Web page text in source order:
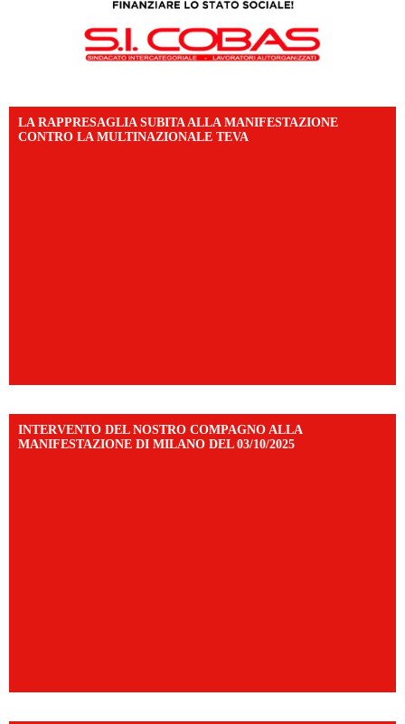
LA RAPPRESAGLIA SUBITA ALLA MANIFESTAZIONE
CONTRO LA MULTINAZIONALE TEVA
INTERVENTO DEL NOSTRO COMPAGNO ALLA
MANIFESTAZIONE DI MILANO DEL 03/10/2025